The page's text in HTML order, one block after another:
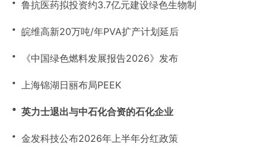
鲁抗医药拟投资约3.7亿元建设绿色生物制
・ 皖维高新20万吨/年PVA扩产计划延后
・ 《中国绿色燃料发展报告2026》发布
・ 上海锦湖日丽布局PEEK
・ 英力士退出与中石化合资的石化企业
・ 金发科技公布2026年上半年分红政策